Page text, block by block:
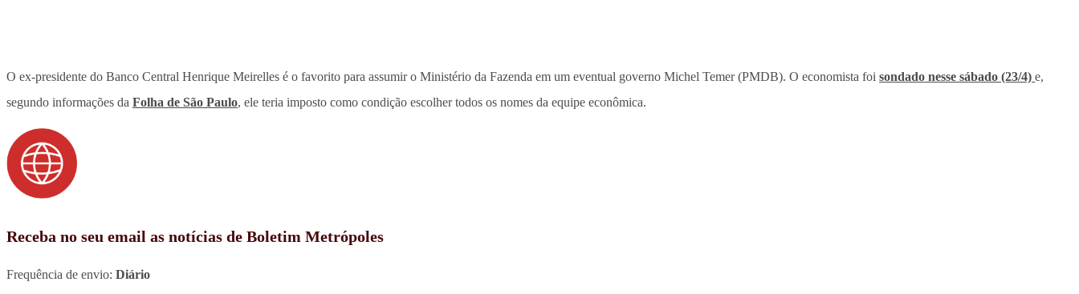
O ex-presidente do Banco Central Henrique Meirelles é o favorito para assumir o Ministério da Fazenda em um eventual governo Michel Temer (PMDB). O economista foi sondado nesse sábado (23/4) e,
segundo informações da Folha de São Paulo, ele teria imposto como condição escolher todos os nomes da equipe econômica.
Receba no seu email as notícias de Boletim Metrópoles
Frequência de envio: Diário